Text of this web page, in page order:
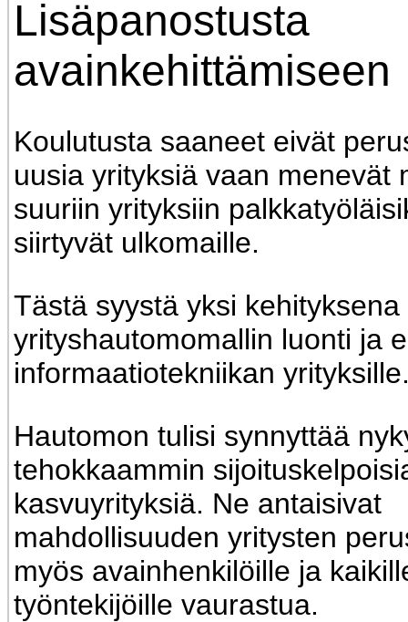
Lisäpanostusta
avainkehittämiseen
Koulutusta saaneet eivät
uusia yrityksiä vaan menevät
suuriin yrityksiin
siirtyvät ulkomaille.
Tästä syystä yksi
yrityshautomomallin luonti ja
informaatiotekniikan
Hautomon tulisi synnyttää
tehokkaammin
kasvuyrityksiä. Ne antaisivat
mahdollisuuden yritysten
myös avainhenkilöille ja
työntekijöille vaurastua.